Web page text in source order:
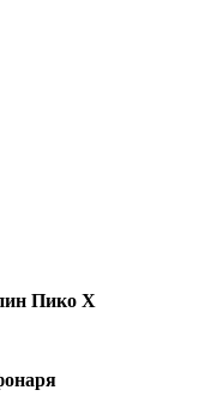
Пико Х